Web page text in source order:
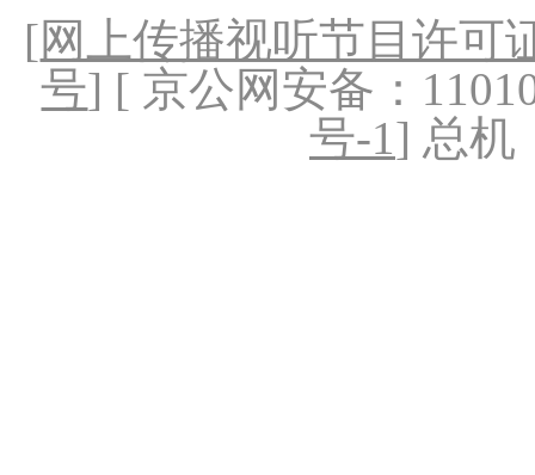
[网上传播视听节目许可
号] [ 京公网安备：
号-1] 总机